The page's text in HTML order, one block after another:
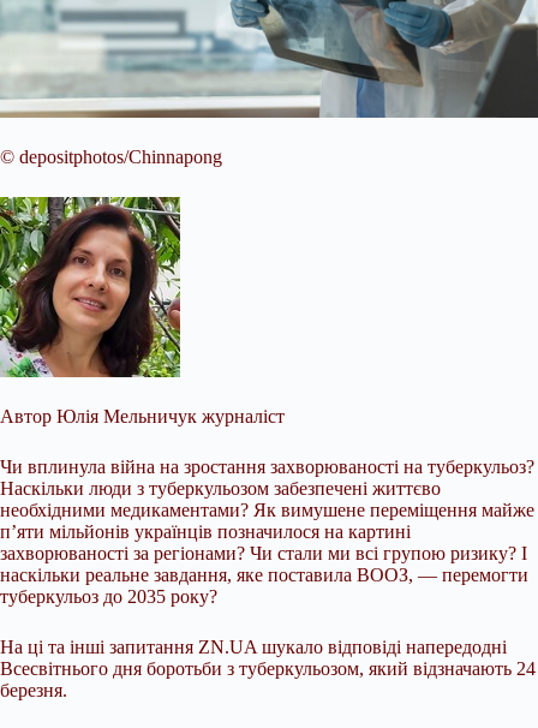
© depositphotos/Chinnapong
Автор Юлія Мельничук журналіст
Чи вплинула війна на зростання захворюваності на туберкульоз?
Наскільки люди з туберкульозом забезпечені життєво
необхідними медикаментами? Як вимушене переміщення майже
п’яти мільйонів українців позначилося на картині
захворюваності за регіонами? Чи стали ми всі групою ризику? І
наскільки реальне завдання, яке поставила ВООЗ, — перемогти
туберкульоз до 2035 року?
На ці та інші запитання ZN.UA шукало відповіді напередодні
Всесвітнього дня боротьби з туберкульозом, який відзначають 24
березня.